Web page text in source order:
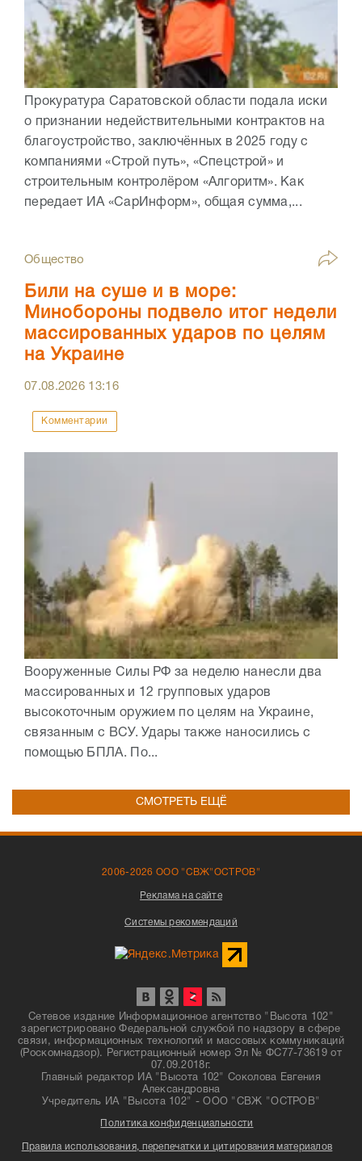
Прокуратура Саратовской области подала иски
о признании недействительными контрактов на
благоустройство, заключённых в 2025 году с
компаниями «Строй путь», «Спецстрой» и
строительным контролёром «Алгоритм». Как
передает ИА «СарИнформ», общая сумма,...
Общество
Били на суше и в море:
Минобороны подвело итог недели
массированных ударов по целям
на Украине
07.08.2026 13:16
Комментарии
Вооруженные Силы РФ за неделю нанесли два
массированных и 12 групповых ударов
высокоточным оружием по целям на Украине,
связанным с ВСУ. Удары также наносились с
помощью БПЛА. По...
СМОТРЕТЬ ЕЩЁ
2006-2026 ООО "СВЖ"ОСТРОВ"
Реклама на сайте
Системы рекомендаций
Сетевое издание Информационное агентство "Высота 102"
зарегистрировано Федеральной службой по надзору в сфере
связи, информационных технологий и массовых коммуникаций
(Роскомнадзор). Регистрационный номер Эл № ФС77-73619 от
07.09.2018г.
Главный редактор ИА "Высота 102" Соколова Евгения
Александровна
Учредитель ИА "Высота 102" - ООО "СВЖ "ОСТРОВ"
Политика конфиденциальности
Правила использования, перепечатки и цитирования материалов